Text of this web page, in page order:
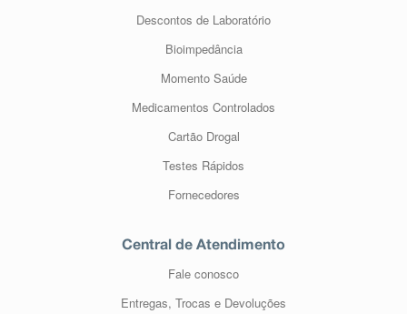
Descontos de Laboratório
Bioimpedância
Momento Saúde
Medicamentos Controlados
Cartão Drogal
Testes Rápidos
Fornecedores
Central de Atendimento
Fale conosco
Entregas, Trocas e Devoluções